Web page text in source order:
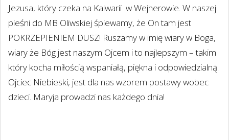
Jezusa, który czeka na Kalwarii w Wejherowie. W naszej
pieśni do MB Oliwskiej śpiewamy, że On tam jest
POKRZEPIENIEM DUSZ! Ruszamy w imię wiary w Boga,
wiary że Bóg jest naszym Ojcem i to najlepszym – takim
który kocha miłością wspaniałą, piękna i odpowiedzialną.
Ojciec Niebieski, jest dla nas wzorem postawy wobec
dzieci. Maryja prowadzi nas każdego dnia!